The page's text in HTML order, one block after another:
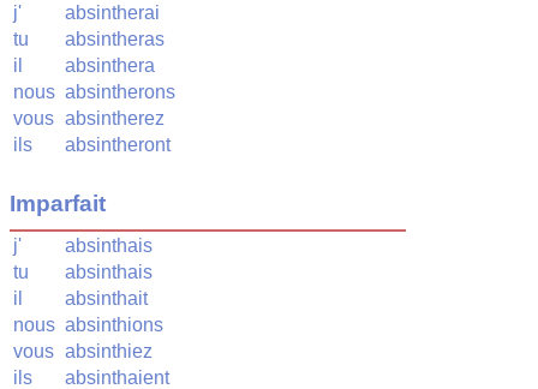
j'
absintherai
tu
absintheras
il
absinthera
nous absintherons
vous absintherez
ils
absintheront
Imparfait
j'
absinthais
tu
absinthais
il
absinthait
nous absinthions
vous absinthiez
ils
absinthaient